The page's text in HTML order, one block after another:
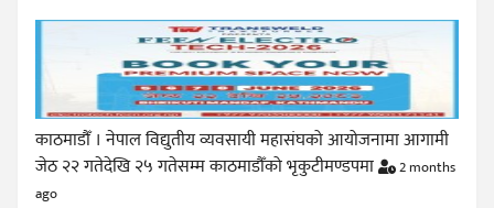
काठमाडौँ । नेपाल विद्युतीय व्यवसायी महासंघको आयोजनामा आगामी
जेठ २२ गतेदेखि २५ गतेसम्म काठमाडौँको भृकुटीमण्डपमा
2 months
ago